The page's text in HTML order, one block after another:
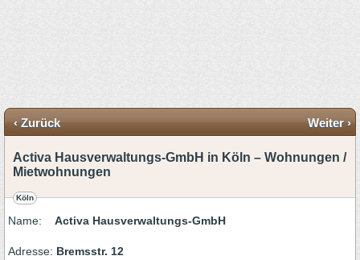
‹ Zurück Weiter ›
Activa Hausverwaltungs-GmbH in Köln – Wohnungen /
Mietwohnungen
Köln
Name: Activa Hausverwaltungs-GmbH
Adresse: Bremsstr. 12